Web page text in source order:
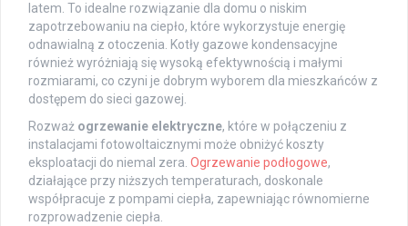
latem. To idealne rozwiązanie dla domu o niskim
zapotrzebowaniu na ciepło, które wykorzystuje energię
odnawialną z otoczenia. Kotły gazowe kondensacyjne
również wyróżniają się wysoką efektywnością i małymi
rozmiarami, co czyni je dobrym wyborem dla mieszkańców z
dostępem do sieci gazowej.
Rozważ ogrzewanie elektryczne, które w połączeniu z
instalacjami fotowoltaicznymi może obniżyć koszty
eksploatacji do niemal zera. Ogrzewanie podłogowe,
działające przy niższych temperaturach, doskonale
współpracuje z pompami ciepła, zapewniając równomierne
rozprowadzenie ciepła.